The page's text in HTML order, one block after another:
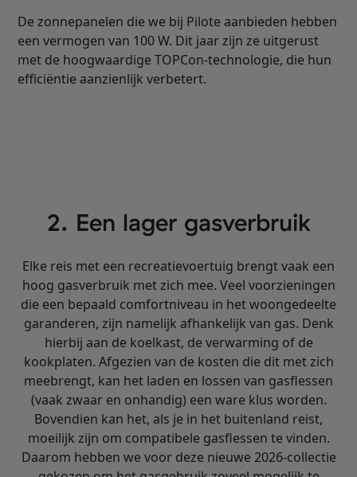
De zonnepanelen die we bij Pilote aanbieden hebben
een vermogen van 100 W. Dit jaar zijn ze uitgerust
met de hoogwaardige TOPCon-technologie, die hun
efficiëntie aanzienlijk verbetert.
2. Een lager gasverbruik
Elke reis met een recreatievoertuig brengt vaak een
hoog gasverbruik met zich mee. Veel voorzieningen
die een bepaald comfortniveau in het woongedeelte
garanderen, zijn namelijk afhankelijk van gas. Denk
hierbij aan de koelkast, de verwarming of de
kookplaten. Afgezien van de kosten die dit met zich
meebrengt, kan het laden en lossen van gasflessen
(vaak zwaar en onhandig) een ware klus worden.
Bovendien kan het, als je in het buitenland reist,
moeilijk zijn om compatibele gasflessen te vinden.
Daarom hebben we voor deze nieuwe 2026-collectie